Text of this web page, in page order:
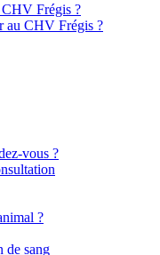
Frégis ?
au CHV Frégis ?
vous ?
?
de sang